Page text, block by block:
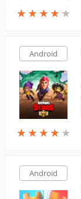
★ ★ ★ ★ ★
★ ★ ★ ★ ★
Android
★ ★ ★ ★ ★
★ ★ ★ ★ ★
Android